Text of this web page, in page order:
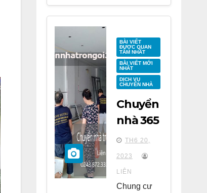
BÀI VIẾT
ĐƯỢC QUAN
TÂM NHẤT
BÀI VIẾT MỚI
NHẤT
DỊCH VỤ
CHUYỂN NHÀ
Chuyển
nhà 365
tại
chung
cư Phú
Thịnh
TH6 20,
2023
LIÊN
Chung cư